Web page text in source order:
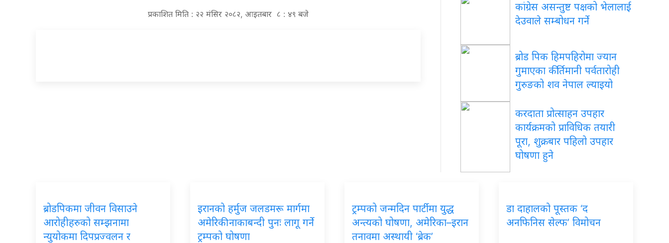
प्रकाशित मिति : २२ मंसिर २०८२, आइतबार ८ : ४९ बजे
कांग्रेस असन्तुष्ट पक्षको भेलालाई
देउवाले सम्बोधन गर्ने
ब्रोड पिक हिमपहिरोमा ज्यान
गुमाएका कीर्तिमानी पर्वतारोही
गुरुङको शव नेपाल ल्याइयो
करदाता प्रोत्साहन उपहार
कार्यक्रमको प्राविधिक तयारी
पूरा, शुक्रबार पहिलो उपहार
घोषणा हुने
ब्रोडपिकमा जीवन विसाउने
आरोहीहरुको सम्झनामा
न्युयोकमा दिपप्रज्वलन र
इरानको हर्मुज जलडमरू मार्गमा
अमेरिकी नाकाबन्दी पुनः लागू गर्ने
ट्रम्पको घोषणा
ट्रम्पको जन्मदिन पार्टीमा युद्ध
अन्त्यको घोषणा, अमेरिका–इरान
तनावमा अस्थायी ‘ब्रेक’
डा दाहालको पूस्तक ‘द
अनफिनिस सेल्फ’ विमोचन